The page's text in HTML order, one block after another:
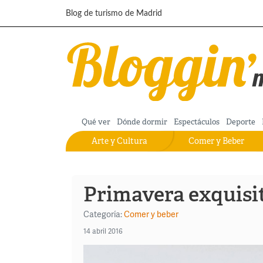
Pasar al contenido principal
Blog de turismo de Madrid
Qué ver Dónde dormir Espectáculos Deporte
Comer y Beber
Arte y Cultura
Primavera
Categoría:Comer y beber
14 abril 2016